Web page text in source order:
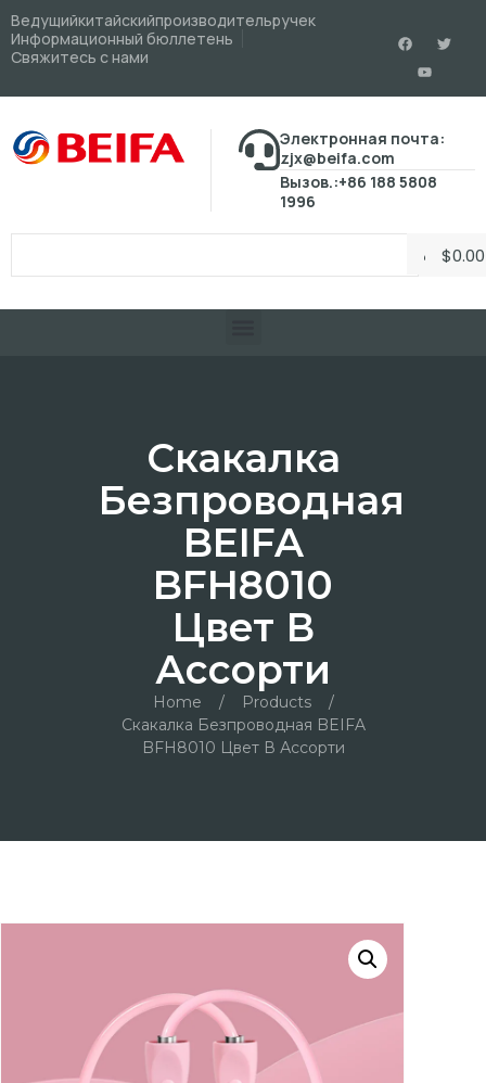
Ведущийкитайскийпроизводительручек
Информационный бюллетень
Свяжитесь с нами
Электронная почта:
zjx@beifa.com
Вызов.:+86 188 5808
1996
$0.00
Скакалка
Безпроводная
BEIFA
BFH8010
Цвет В
Ассорти
Home / Products
/
Скакалка Безпроводная BEIFA
BFH8010 Цвет В Ассорти